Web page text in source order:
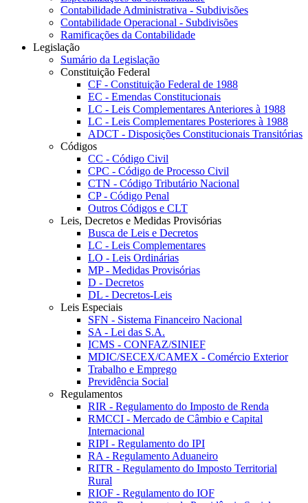
Contabilidade Administrativa - Subdivisões
Contabilidade Operacional - Subdivisões
Ramificações da Contabilidade
Legislação
Sumário da Legislação
Constituição Federal
CF - Constituição Federal de 1988
EC - Emendas Constitucionais
LC - Leis Complementares Anteriores à 1988
LC - Leis Complementares Posteriores à 1988
ADCT - Disposições Constitucionais Transitórias
Códigos
CC - Código Civil
CPC - Código de Processo Civil
CTN - Código Tributário Nacional
CP - Código Penal
Outros Códigos e CLT
Leis, Decretos e Medidas Provisórias
Busca de Leis e Decretos
LC - Leis Complementares
LO - Leis Ordinárias
MP - Medidas Provisórias
D - Decretos
DL - Decretos-Leis
Leis Especiais
SFN - Sistema Financeiro Nacional
SA - Lei das S.A.
ICMS - CONFAZ/SINIEF
MDIC/SECEX/CAMEX - Comércio Exterior
Trabalho e Emprego
Previdência Social
Regulamentos
RIR - Regulamento do Imposto de Renda
RMCCI - Mercado de Câmbio e Capital
Internacional
RIPI - Regulamento do IPI
RA - Regulamento Aduaneiro
RITR - Regulamento do Imposto Territorial
Rural
RIOF - Regulamento do IOF